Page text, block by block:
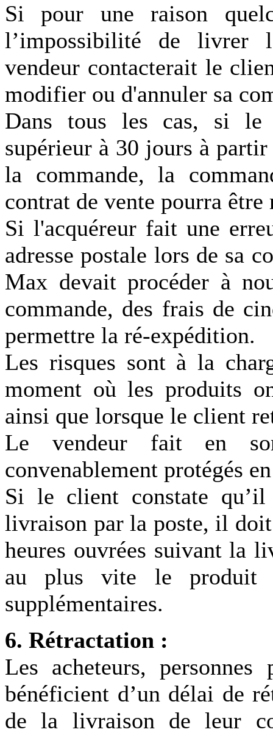
Si pour une raison
l’impossibilité de livrer
vendeur contacterait le
modifier ou d'annuler sa
Dans tous les cas, si
supérieur à 30 jours à
la commande, la
contrat de vente pourra
Si l'acquéreur fait une
adresse postale lors de sa
Max devait procéder à
commande, des frais de
permettre la ré-expédition.
Les risques sont à la
moment où les produits
ainsi que lorsque le client
Le vendeur fait en
convenablement protégés
Si le client constate
livraison par la poste, il
heures ouvrées suivant la
au plus vite le produit
supplémentaires.
6. Rétractation :
Les acheteurs, personnes
bénéficient d’un délai de
de la livraison de leur